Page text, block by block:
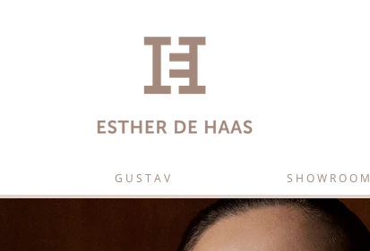
G U S T A V S H O W R O O M